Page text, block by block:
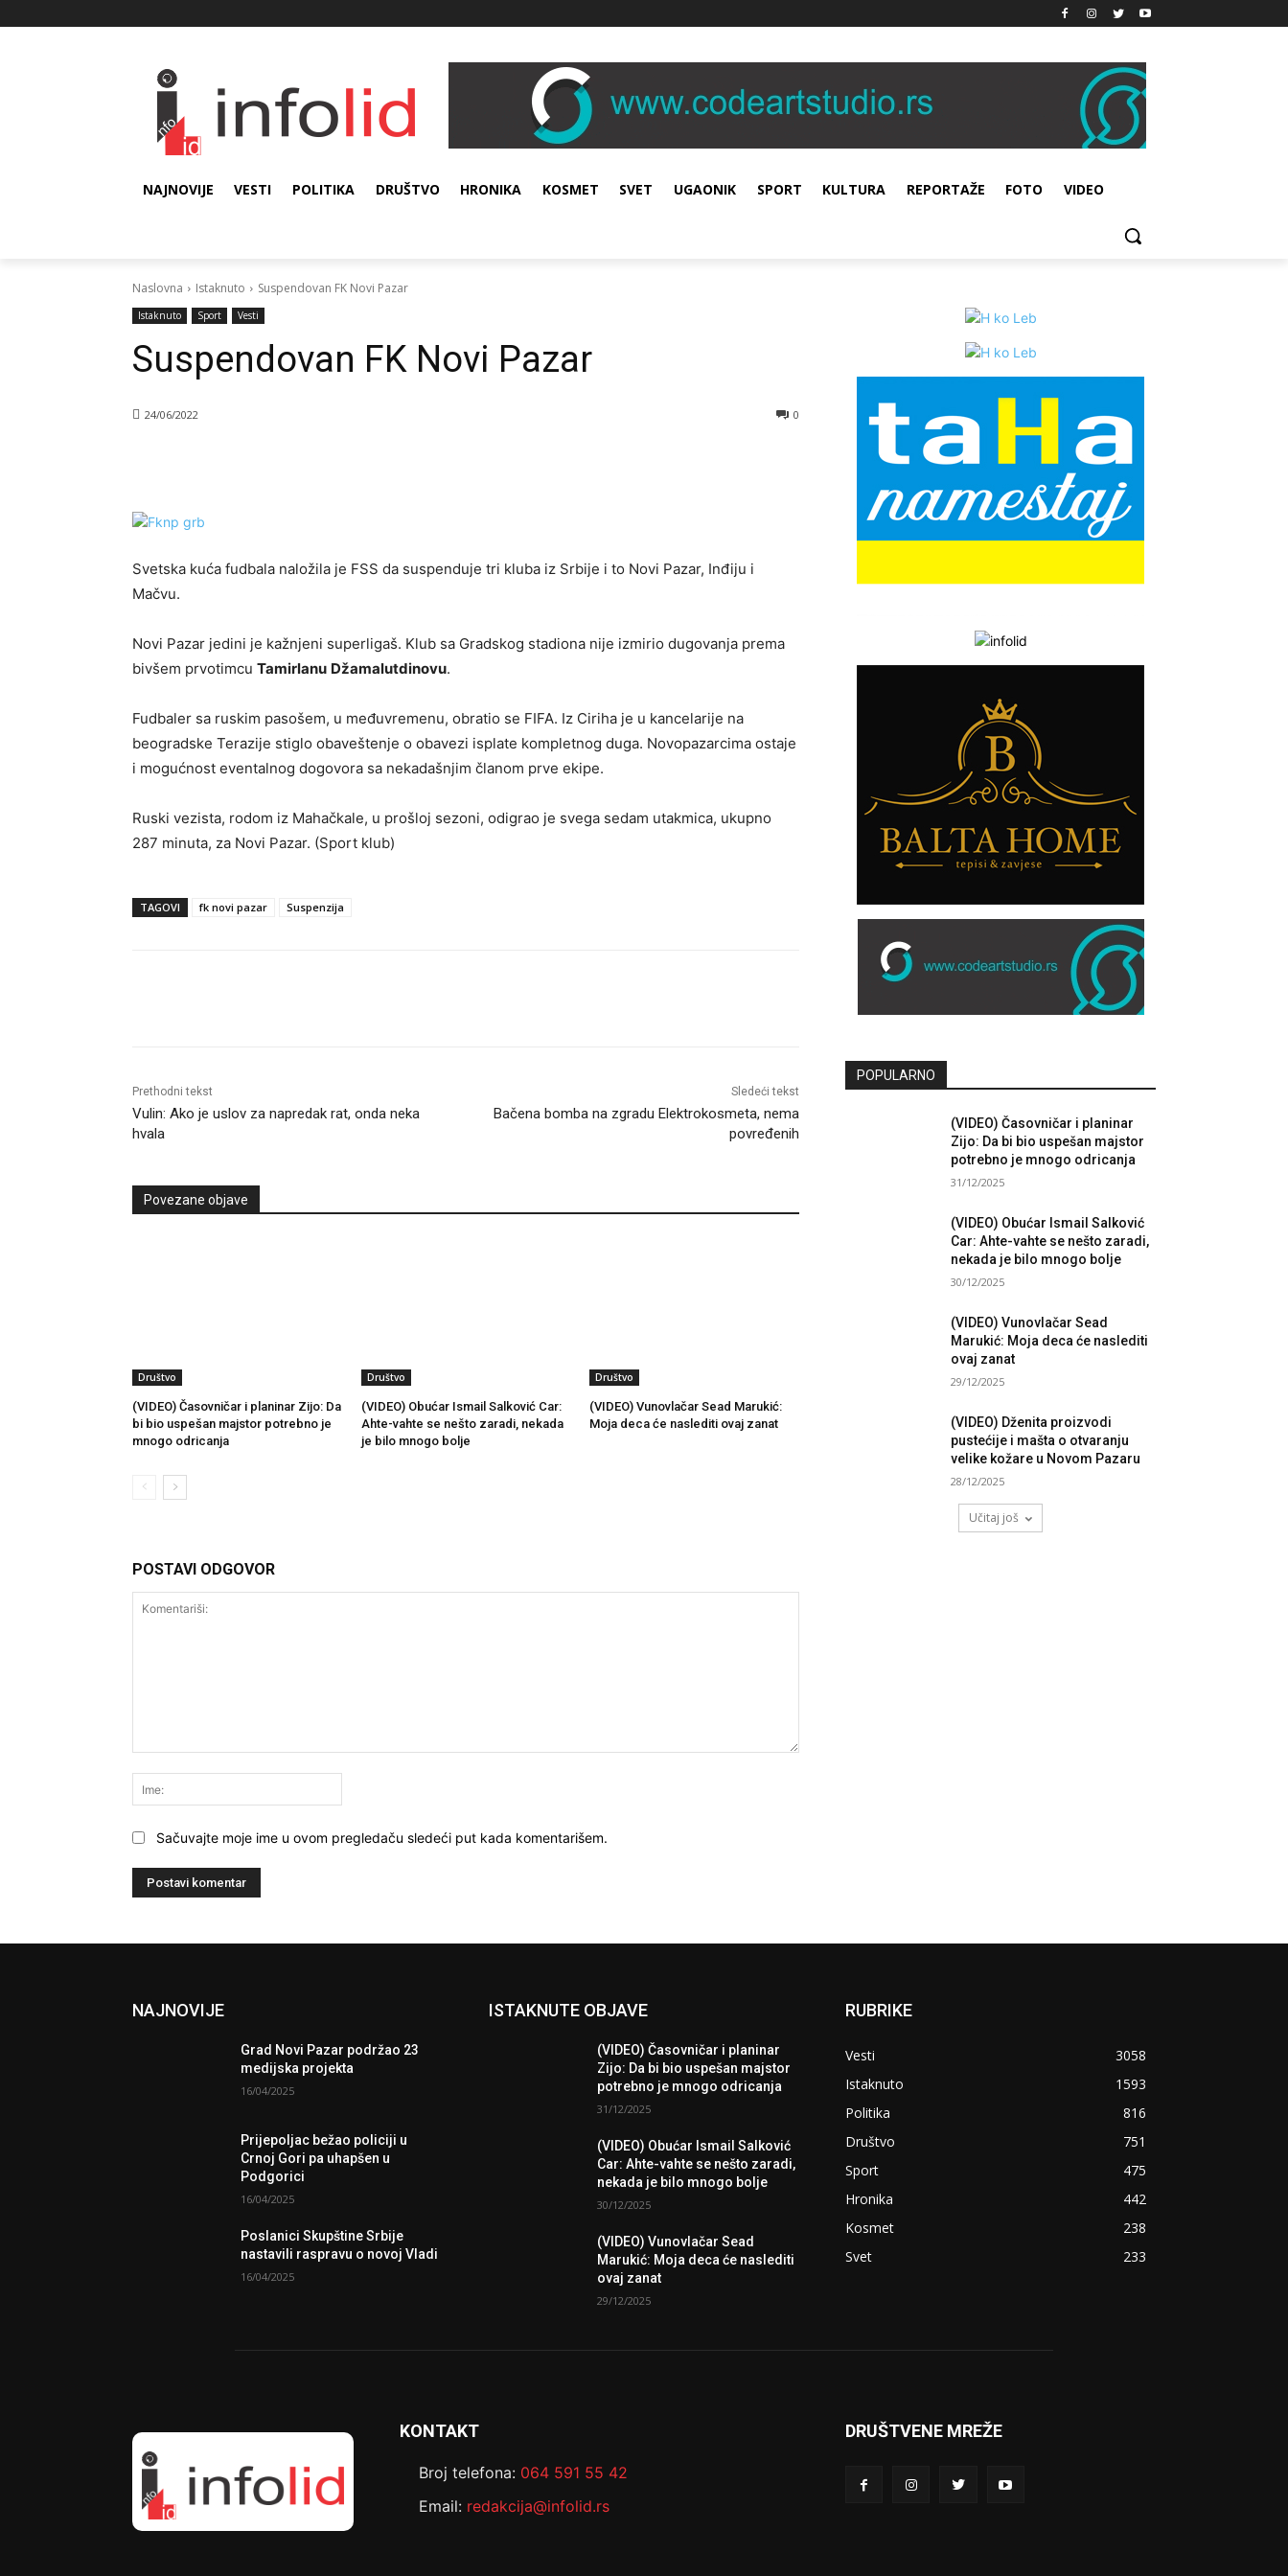
NAJNOVIJE VESTI POLITIKA DRUŠTVO HRONIKA KOSMET SVET UGAONIK SPORT KULTURA REPORTAŽE FOTO VIDEO
Naslovna Istaknuto Suspendovan FK Novi Pazar
Istaknuto Sport Vesti
Suspendovan FK Novi Pazar
24/06/2022 0
Svetska kuća fudbala naložila je FSS da suspenduje tri kluba iz Srbije i to Novi Pazar, Inđiju i
Mačvu.
Novi Pazar jedini je kažnjeni superligaš. Klub sa Gradskog stadiona nije izmirio dugovanja prema
bivšem prvotimcu Tamirlanu Džamalutdinovu.
Fudbaler sa ruskim pasošem, u međuvremenu, obratio se FIFA. Iz Ciriha je u kancelarije na
beogradske Terazije stiglo obaveštenje o obavezi isplate kompletnog duga. Novopazarcima ostaje
i mogućnost eventalnog dogovora sa nekadašnjim članom prve ekipe.
Ruski vezista, rodom iz Mahačkale, u prošloj sezoni, odigrao je svega sedam utakmica, ukupno
287 minuta, za Novi Pazar. (Sport klub)
TAGOVI fk novi pazar Suspenzija
Prethodni tekst
Vulin: Ako je uslov za napredak rat, onda neka
hvala
Sledeći tekst
Bačena bomba na zgradu Elektrokosmeta, nema
povređenih
Povezane objave
Društvo
(VIDEO) Časovničar i planinar Zijo: Da
bi bio uspešan majstor potrebno je
mnogo odricanja
Društvo
(VIDEO) Obućar Ismail Salković Car:
Ahte-vahte se nešto zaradi, nekada
je bilo mnogo bolje
Društvo
(VIDEO) Vunovlačar Sead Marukić:
Moja deca će naslediti ovaj zanat
POSTAVI ODGOVOR
Sačuvajte moje ime u ovom pregledaču sledeći put kada komentarišem.
POPULARNO
(VIDEO) Časovničar i planinar
Zijo: Da bi bio uspešan majstor
potrebno je mnogo odricanja
31/12/2025
(VIDEO) Obućar Ismail Salković
Car: Ahte-vahte se nešto zaradi,
nekada je bilo mnogo bolje
30/12/2025
(VIDEO) Vunovlačar Sead
Marukić: Moja deca će naslediti
ovaj zanat
29/12/2025
(VIDEO) Dženita proizvodi
pustećije i mašta o otvaranju
velike kožare u Novom Pazaru
28/12/2025
Učitaj još
NAJNOVIJE
Grad Novi Pazar podržao 23
medijska projekta
16/04/2025
Prijepoljac bežao policiji u
Crnoj Gori pa uhapšen u
Podgorici
16/04/2025
Poslanici Skupštine Srbije
nastavili raspravu o novoj Vladi
16/04/2025
ISTAKNUTE OBJAVE
(VIDEO) Časovničar i planinar
Zijo: Da bi bio uspešan majstor
potrebno je mnogo odricanja
31/12/2025
(VIDEO) Obućar Ismail Salković
Car: Ahte-vahte se nešto zaradi,
nekada je bilo mnogo bolje
30/12/2025
(VIDEO) Vunovlačar Sead
Marukić: Moja deca će naslediti
ovaj zanat
29/12/2025
RUBRIKE
Vesti
3058
Istaknuto
1593
Politika
816
Društvo
751
Sport
475
Hronika
442
Kosmet
238
Svet
233
KONTAKT
Broj telefona: 064 591 55 42
Email: redakcija@infolid.rs
DRUŠTVENE MREŽE